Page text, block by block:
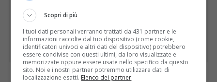
Scopri di più
I tuoi dati personali verranno trattati da 431 partner e le
informazioni raccolte dal tuo dispositivo (come cookie,
identificatori univoci e altri dati del dispositivo) potrebbero
essere condivise con questi ultimi, da loro visualizzate e
memorizzate oppure essere usate nello specifico da questo
sito. Noi e i nostri partner potremmo utilizzare dati di
localizzazione esatti. Elenco dei partner.